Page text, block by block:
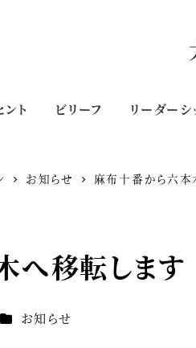
ト ビリーフ リーダー
お知らせ 麻布十番から六本
へ移転します
カテゴリー
お知らせ